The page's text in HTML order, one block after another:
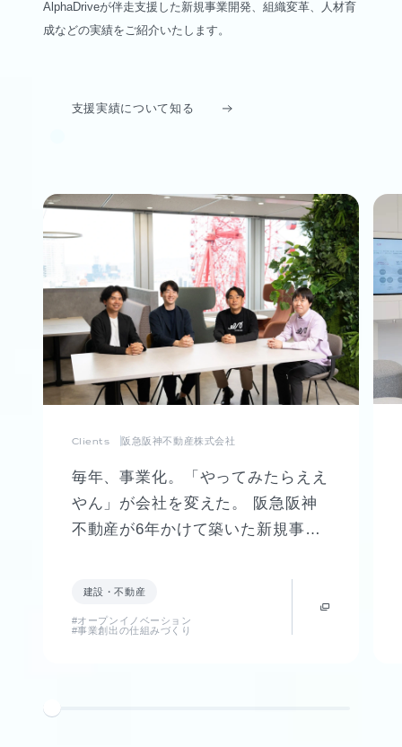
AlphaDriveが伴走支援した新規事業開発、組織変革、人材育
成などの実績をご紹介いたします。
支援実績について知る
Clients 阪急阪神不動産株式会社
毎年、事業化。「やってみたらええ
やん」が会社を変えた。 阪急阪神
不動産が6年かけて築いた新規事業
建設・不動産
#オープンイノベーション
#事業創出の仕組みづくり